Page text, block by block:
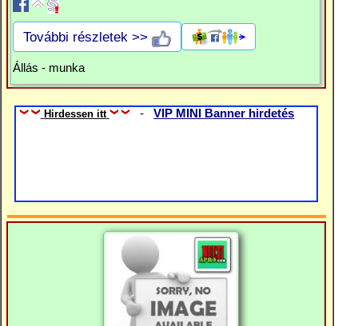
További részletek >>
Állás - munka
Hirdessen itt -VIP MINI Banner hirdetés